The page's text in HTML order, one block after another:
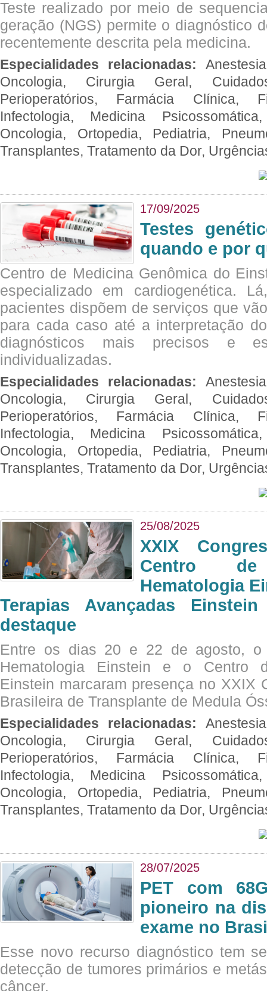
Teste realizado por meio de
geração (NGS) permite o diagnóstico
recentemente descrita pela medicina.
Especialidades relacionadas:
Oncologia, Cirurgia Geral,
Perioperatórios, Farmácia Clínica,
Infectologia, Medicina
Oncologia, Ortopedia, Pediatria,
Transplantes, Tratamento da Dor,
17/09/2025
Testes
quando e por
Centro de Medicina Genômica do
especializado em cardiogenética.
pacientes dispõem de serviços que
para cada caso até a interpretação
diagnósticos mais precisos e
individualizadas.
Especialidades relacionadas:
Oncologia, Cirurgia Geral,
Perioperatórios, Farmácia Clínica,
Infectologia, Medicina
Oncologia, Ortopedia, Pediatria,
Transplantes, Tratamento da Dor,
25/08/2025
XXIX
Centro
Hematologia
Terapias Avançadas
destaque
Entre os dias 20 e 22 de agosto, o
Hematologia Einstein e o Centro
Einstein marcaram presença no XXIX
Brasileira de Transplante de Medula
Especialidades relacionadas:
Oncologia, Cirurgia Geral,
Perioperatórios, Farmácia Clínica,
Infectologia, Medicina
Oncologia, Ortopedia, Pediatria,
Transplantes, Tratamento da Dor,
28/07/2025
PET com
pioneiro na
exame no
Esse novo recurso diagnóstico tem
detecção de tumores primários e
câncer.